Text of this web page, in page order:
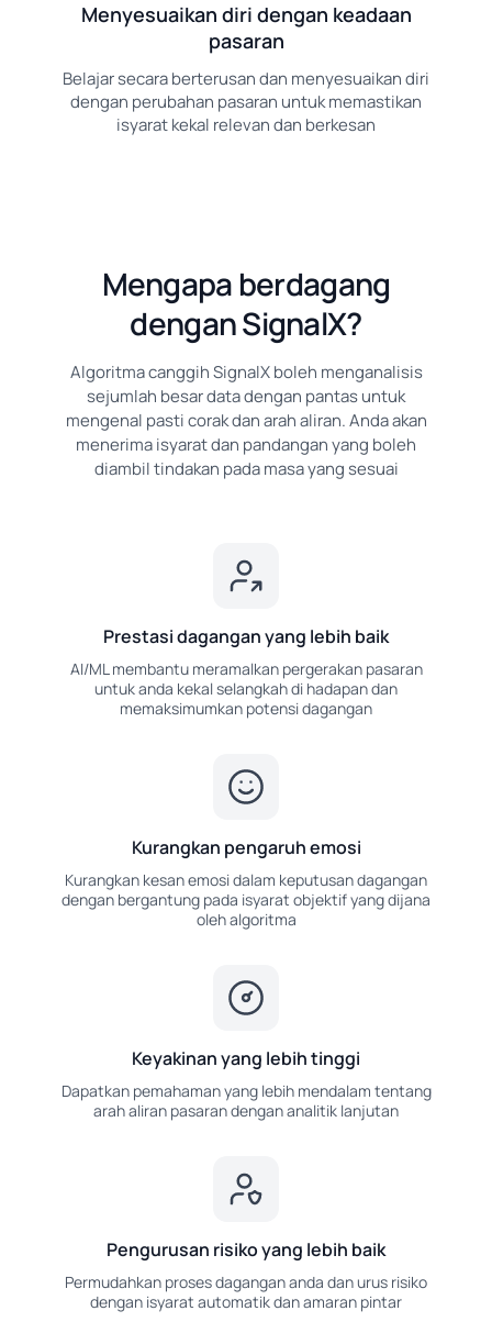
Menyesuaikan diri dengan keadaan
pasaran
Belajar secara berterusan dan menyesuaikan diri
dengan perubahan pasaran untuk memastikan
isyarat kekal relevan dan berkesan
Mengapa berdagang
dengan SignalX?
Algoritma canggih SignalX boleh menganalisis
sejumlah besar data dengan pantas untuk
mengenal pasti corak dan arah aliran. Anda akan
menerima isyarat dan pandangan yang boleh
diambil tindakan pada masa yang sesuai
Prestasi dagangan yang lebih baik
AI/ML membantu meramalkan pergerakan pasaran
untuk anda kekal selangkah di hadapan dan
memaksimumkan potensi dagangan
Kurangkan pengaruh emosi
Kurangkan kesan emosi dalam keputusan dagangan
dengan bergantung pada isyarat objektif yang dijana
oleh algoritma
Keyakinan yang lebih tinggi
Dapatkan pemahaman yang lebih mendalam tentang
arah aliran pasaran dengan analitik lanjutan
Pengurusan risiko yang lebih baik
Permudahkan proses dagangan anda dan urus risiko
dengan isyarat automatik dan amaran pintar